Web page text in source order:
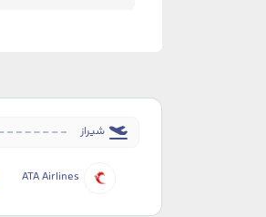
شیراز
ATA Airlines